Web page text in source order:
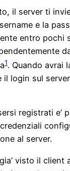
il server ti
e la
entro pochi
1. Quando avrai
login sul
registrati e’
al server.
visto il client